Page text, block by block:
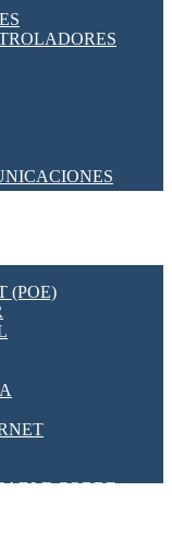
CORRIENTE
PROGRAMABLES
(POE)
COBRE